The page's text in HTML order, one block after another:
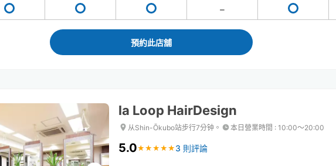
預約此店舖
la Loop HairDesign
从Shin-Ōkubo站步行7分钟。 本日營業時間 : 10:00〜20:00
5.0★ ★ ★ ★ ★
★ ★ ★ ★ ★ 3 則評論